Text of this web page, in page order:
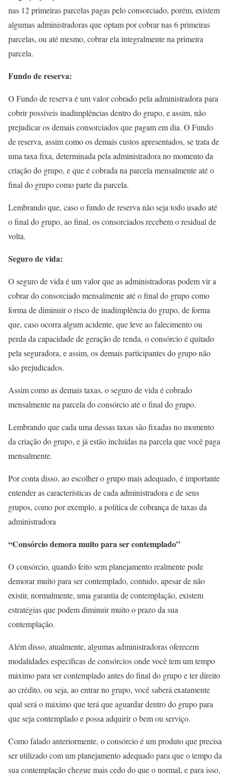
nas 12 primeiras parcelas pagas pelo consorciado, porém, existem
algumas administradoras que optam por cobrar nas 6 primeiras
parcelas, ou até mesmo, cobrar ela integralmente na primeira
parcela.
Fundo de reserva:
O Fundo de reserva é um valor cobrado pela administradora para
cobrir possíveis inadimplências dentro do grupo, e assim, não
prejudicar os demais consorciados que pagam em dia. O Fundo
de reserva, assim como os demais custos apresentados, se trata de
uma taxa fixa, determinada pela administradora no momento da
criação do grupo, e que é cobrada na parcela mensalmente até o
final do grupo como parte da parcela.
Lembrando que, caso o fundo de reserva não seja todo usado até
o final do grupo, ao final, os consorciados recebem o residual de
volta.
Seguro de vida:
O seguro de vida é um valor que as administradoras podem vir a
cobrar do consorciado mensalmente até o final do grupo como
forma de diminuir o risco de inadimplência do grupo, de forma
que, caso ocorra algum acidente, que leve ao falecimento ou
perda da capacidade de geração de renda, o consórcio é quitado
pela seguradora, e assim, os demais participantes do grupo não
são prejudicados.
Assim como as demais taxas, o seguro de vida é cobrado
mensalmente na parcela do consórcio até o final do grupo.
Lembrando que cada uma dessas taxas são fixadas no momento
da criação do grupo, e já estão incluídas na parcela que você paga
mensalmente.
Por conta disso, ao escolher o grupo mais adequado, é importante
entender as características de cada administradora e de seus
grupos, como por exemplo, a política de cobrança de taxas da
administradora
“Consórcio demora muito para ser contemplado”
O consórcio, quando feito sem planejamento realmente pode
demorar muito para ser contemplado, contudo, apesar de não
existir, normalmente, uma garantia de contemplação, existem
estratégias que podem diminuir muito o prazo da sua
contemplação.
Além disso, atualmente, algumas administradoras oferecem
modalidades específicas de consórcios onde você tem um tempo
máximo para ser contemplado antes do final do grupo e ter direito
ao crédito, ou seja, ao entrar no grupo, você saberá exatamente
qual será o máximo que terá que aguardar dentro do grupo para
que seja contemplado e possa adquirir o bem ou serviço.
Como falado anteriormente, o consórcio é um produto que precisa
ser utilizado com um planejamento adequado para que o tempo da
sua contemplação chegue mais cedo do que o normal, e para isso,